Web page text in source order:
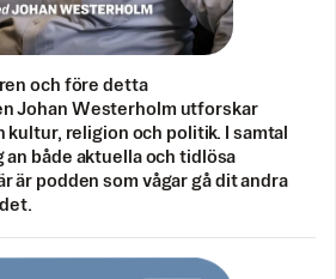
och före detta
Johan Westerholm utforskar
religion och politik. I samtal
an både aktuella och tidlösa
är podden som vågar gå dit andra